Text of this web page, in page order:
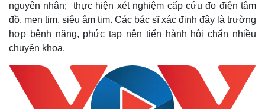
nguyên nhân; thực hiện xét nghiệm cấp cứu đo điện tâm
đồ, men tim, siêu âm tim. Các bác sĩ xác định đây là trường
hợp bệnh nặng, phức tạp nên tiến hành hội chẩn nhiều
chuyên khoa.